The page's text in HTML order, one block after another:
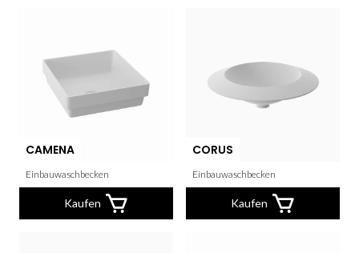
CAMENA
Einbauwaschbecken
Kaufen
CORUS
Einbauwaschbecken
Kaufen